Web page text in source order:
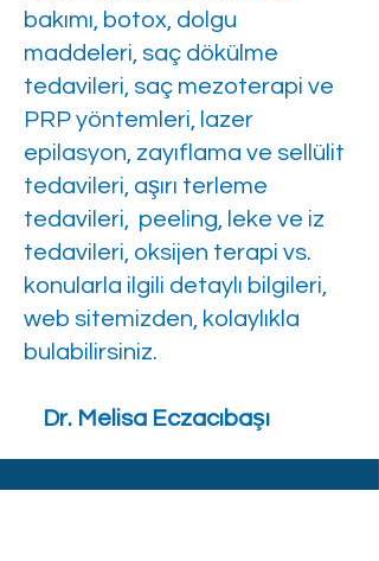
bakımı, botox, dolgu
maddeleri, saç dökülme
tedavileri, saç mezoterapi ve
PRP yöntemleri, lazer
epilasyon, zayıflama ve sellülit
tedavileri, aşırı terleme
tedavileri, peeling, leke ve iz
tedavileri, oksijen terapi vs.
konularla ilgili detaylı bilgileri,
web sitemizden, kolaylıkla
bulabilirsiniz.
Dr. Melisa Eczacıbaşı